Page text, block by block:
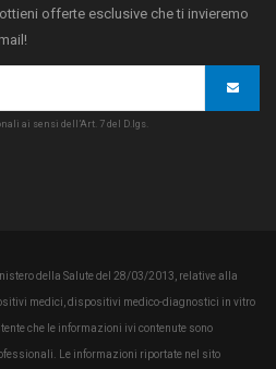
offerte esclusive che ti invieremo
ai sensi dell’Art. 7 del D.lgs.
della Salute del 28/03/2013, relative alla
medici, dispositivi medico-diagnostici in vitro
che le informazioni ivi contenute sono
Le informazioni riportate nel sito